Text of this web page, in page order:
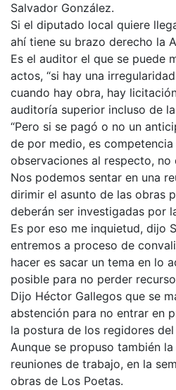
Salvador González.
Si el diputado local quiere
ahí tiene su brazo derecho la
Es el auditor el que se puede
actos, “si hay una
cuando hay obra, hay
auditoría superior incluso de la
“Pero si se pagó o no un
de por medio, es
observaciones al respecto, no
Nos podemos sentar en una
dirimir el asunto de las obras
deberán ser investigadas por
Es por eso me inquietud, dijo
entremos a proceso de
hacer es sacar un tema en lo
posible para no perder
Dijo Héctor Gallegos que se
abstención para no entrar en
la postura de los regidores del
Aunque se propuso también
reuniones de trabajo, en la
obras de Los Poetas.